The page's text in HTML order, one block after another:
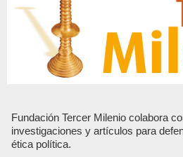
Fundación Tercer Milenio colabora
investigaciones y artículos para
ética política.